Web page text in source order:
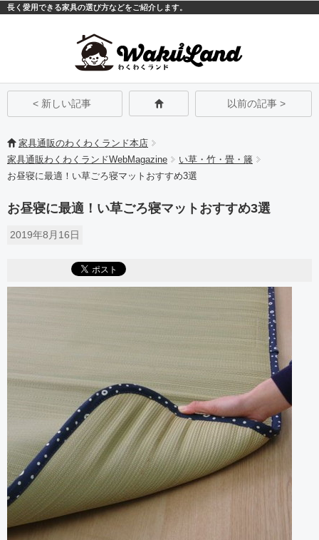
長く愛用できる家具の選び方などをご紹介します。
< 新しい記事 以前の記事 >
家具通販のわくわくランド本店
家具通販わくわくランドWebMagazine
い草・竹・畳・籐
お昼寝に最適！い草ごろ寝マットおすすめ3選
お昼寝に最適！い草ごろ寝マットおすすめ3選
2019年8月16日
モバイルPC